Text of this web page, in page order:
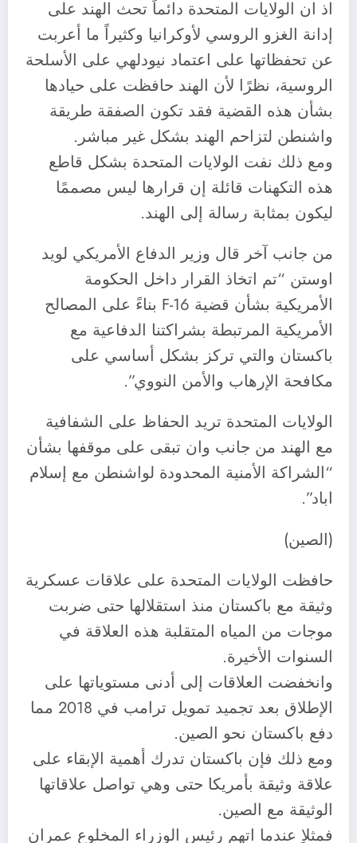
اذ ان الولايات المتحدة دائماً تحث الهند على
إدانة الغزو الروسي لأوكرانيا وكثيراً ما أعربت
عن تحفظاتها على اعتماد نيودلهي على الأسلحة
الروسية، نظرًا لأن الهند حافظت على حيادها
بشأن هذه القضية فقد تكون الصفقة طريقة
واشنطن لتزاحم الهند بشكل غير مباشر.
ومع ذلك نفت الولايات المتحدة بشكل قاطع
هذه التكهنات قائلة إن قرارها ليس مصممًا
ليكون بمثابة رسالة إلى الهند.
من جانب آخر قال وزير الدفاع الأمريكي لويد
اوستن “تم اتخاذ القرار داخل الحكومة
الأمريكية بشأن قضية F-16 بناءً على المصالح
الأمريكية المرتبطة بشراكتنا الدفاعية مع
باكستان والتي تركز بشكل أساسي على
مكافحة الإرهاب والأمن النووي”.
الولايات المتحدة تريد الحفاظ على الشفافية
مع الهند من جانب وان تبقى على موقفها بشأن
“الشراكة الأمنية المحدودة لواشنطن مع إسلام
اباد”.
(الصين)
حافظت الولايات المتحدة على علاقات عسكرية
وثيقة مع باكستان منذ استقلالها حتى ضربت
موجات من المياه المتقلبة هذه العلاقة في
السنوات الأخيرة.
وانخفضت العلاقات إلى أدنى مستوياتها على
الإطلاق بعد تجميد تمويل ترامب في 2018 مما
دفع باكستان نحو الصين.
ومع ذلك فإن باكستان تدرك أهمية الإبقاء على
علاقة وثيقة بأمريكا حتى وهي تواصل علاقاتها
الوثيقة مع الصين.
فمثلاِ عندما اتهم رئيس الوزراء المخلوع عمران